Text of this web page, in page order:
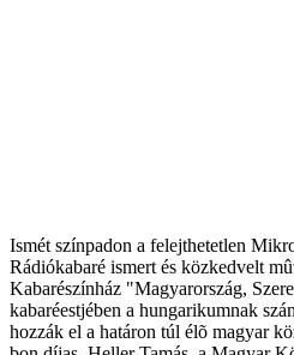
Ismét színpadon a felejthetetlen
Rádiókabaré ismert és közkedvelt
Kabarészínház "Magyarország,
kabaréestjében a hungarikumnak
hozzák el a határon túl élõ magyar